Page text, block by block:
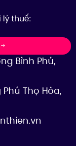
thuế:
Bình Phú,
Phú Thọ Hòa,